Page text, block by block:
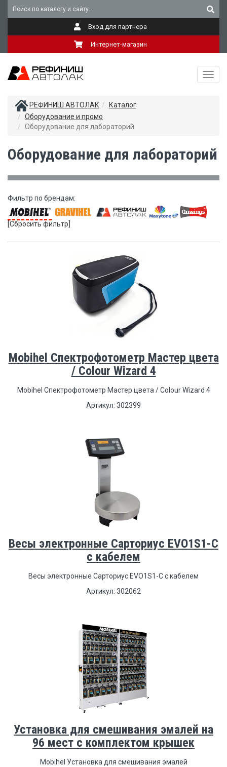
Вход для партнера
Интернет-магазин
РЕФИНИШ АВТОЛАК
Каталог
Оборудование и промо
Оборудование для лабораторий
Оборудование для лабораторий
Фильтр по брендам:
[Сбросить фильтр]
Mobihel Спектрофотометр Мастер цвета
/ Colour Wizard 4
Mobihel Спектрофотометр Мастер цвета / Colour Wizard 4
Артикул: 302399
Весы электронные Сарториус EVO1S1-C
с кабелем
Весы электронные Сарториус EVO1S1-C с кабелем
Артикул: 302062
Установка для смешивания эмалей на
96 мест с комплектом крышек
Mobihel Установка для смешивания эмалей